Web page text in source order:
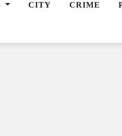
CITY CRIME